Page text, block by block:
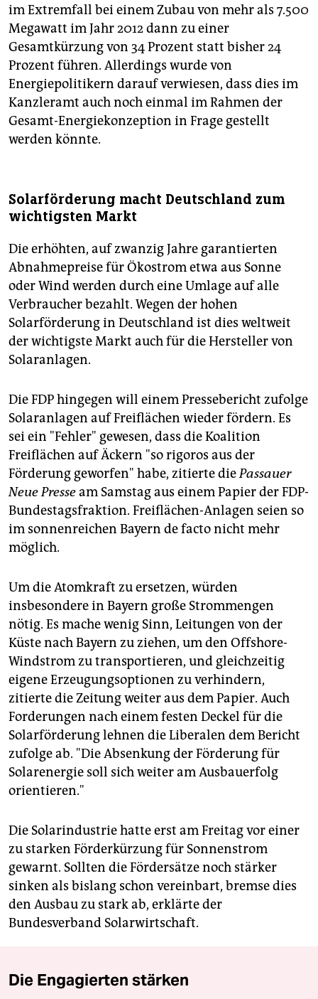
im Extremfall bei einem Zubau von mehr als 7.500
Megawatt im Jahr 2012 dann zu einer
Gesamtkürzung von 34 Prozent statt bisher 24
Prozent führen. Allerdings wurde von
Energiepolitikern darauf verwiesen, dass dies im
Kanzleramt auch noch einmal im Rahmen der
Gesamt-Energiekonzeption in Frage gestellt
werden könnte.
Solarförderung macht Deutschland zum
wichtigsten Markt
Die erhöhten, auf zwanzig Jahre garantierten
Abnahmepreise für Ökostrom etwa aus Sonne
oder Wind werden durch eine Umlage auf alle
Verbraucher bezahlt. Wegen der hohen
Solarförderung in Deutschland ist dies weltweit
der wichtigste Markt auch für die Hersteller von
Solaranlagen.
Die FDP hingegen will einem Pressebericht zufolge
Solaranlagen auf Freiflächen wieder fördern. Es
sei ein "Fehler" gewesen, dass die Koalition
Freiflächen auf Äckern "so rigoros aus der
Förderung geworfen" habe, zitierte diePassauer
Neue Presseam Samstag aus einem Papier der FDP-
Bundestagsfraktion. Freiflächen-Anlagen seien so
im sonnenreichen Bayern de facto nicht mehr
möglich.
Um die Atomkraft zu ersetzen, würden
insbesondere in Bayern große Strommengen
nötig. Es mache wenig Sinn, Leitungen von der
Küste nach Bayern zu ziehen, um den Offshore-
Windstrom zu transportieren, und gleichzeitig
eigene Erzeugungsoptionen zu verhindern,
zitierte die Zeitung weiter aus dem Papier. Auch
Forderungen nach einem festen Deckel für die
Solarförderung lehnen die Liberalen dem Bericht
zufolge ab. "Die Absenkung der Förderung für
Solarenergie soll sich weiter am Ausbauerfolg
orientieren."
Die Solarindustrie hatte erst am Freitag vor einer
zu starken Förderkürzung für Sonnenstrom
gewarnt. Sollten die Fördersätze noch stärker
sinken als bislang schon vereinbart, bremse dies
den Ausbau zu stark ab, erklärte der
Bundesverband Solarwirtschaft.
Die Engagierten stärken